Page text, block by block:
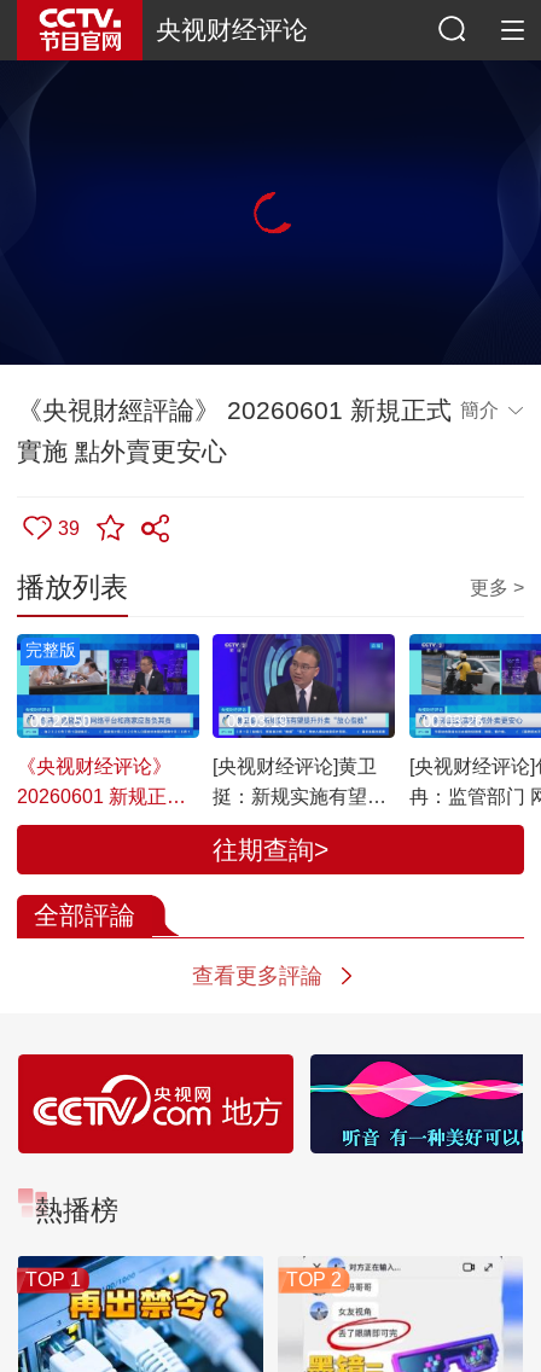
央视财经评论
《央視財經評論》 20260601 新規正式
實施 點外賣更安心
簡介
39
播放列表 更多 >
完整版
《央视财经评论》
20260601 新规正式
实施 点外卖更安心
00:22:50
[央视财经评论]黄卫
挺：新规实施有望提
升外卖“放心指数”
00:03:19
[央视财经评论]
冉：监管部门
台和商家应各
00:03:26
往期查詢>
全部評論
查看更多評論
熱播榜
TOP 1 TOP 2